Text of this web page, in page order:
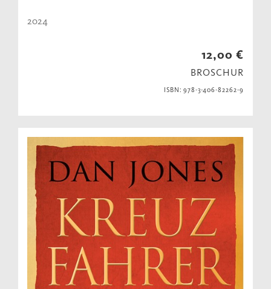
2024
12,00 €
BROSCHUR
ISBN: 978-3-406-82262-9